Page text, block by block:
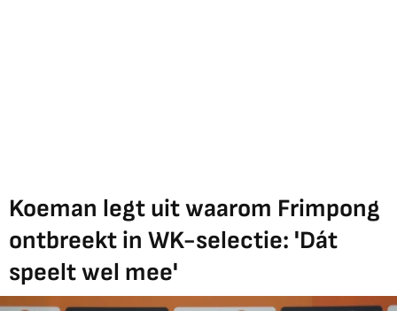
Koeman legt uit waarom Frimpong
ontbreekt in WK-selectie: 'Dát
speelt wel mee'